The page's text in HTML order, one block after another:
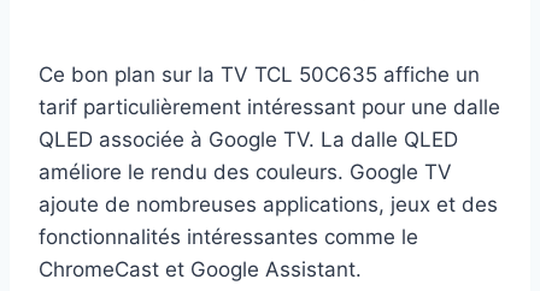
Ce bon plan sur la TV TCL 50C635 affiche un
tarif particulièrement intéressant pour une dalle
QLED associée à Google TV. La dalle QLED
améliore le rendu des couleurs. Google TV
ajoute de nombreuses applications, jeux et des
fonctionnalités intéressantes comme le
ChromeCast et Google Assistant.